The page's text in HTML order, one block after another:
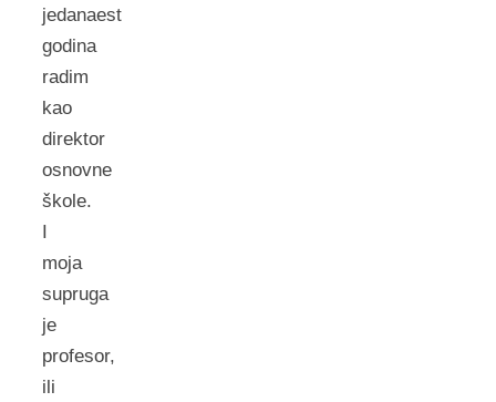
jedanaest
godina
radim
kao
direktor
osnovne
škole.
I
moja
supruga
je
profesor,
ili